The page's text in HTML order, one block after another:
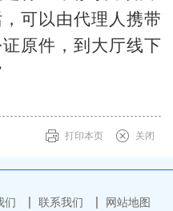
可以由代理人携带
原件，到大厅线下
打印本页 关闭
们 联系我们 网站地图